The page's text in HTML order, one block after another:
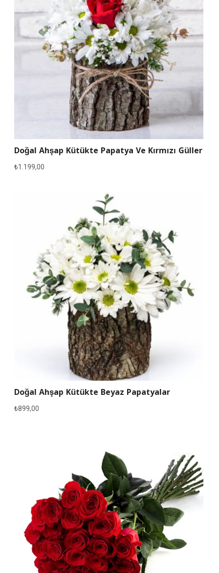
Doğal Ahşap Kütükte Papatya Ve Kırmızı Güller
₺1.199,00
Doğal Ahşap Kütükte Beyaz Papatyalar
₺899,00